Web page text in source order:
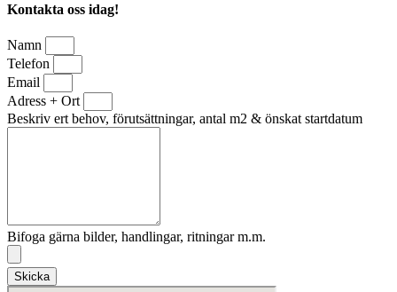
Kontakta oss idag!
Namn
Telefon
Email
Adress + Ort
Beskriv ert behov, förutsättningar, antal m2 & önskat startdatum
Bifoga gärna bilder, handlingar, ritningar m.m.
Skicka